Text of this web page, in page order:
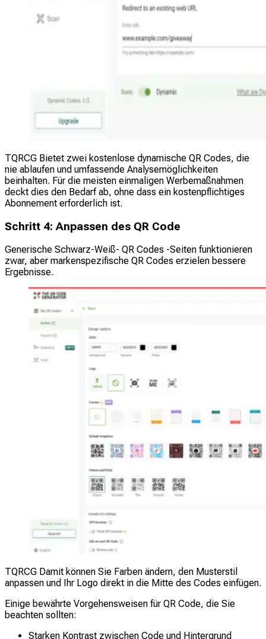
TQRCG Bietet zwei kostenlose dynamische QR Codes, die
nie ablaufen und umfassende Analysemöglichkeiten
beinhalten. Für die meisten einmaligen Werbemaßnahmen
deckt dies den Bedarf ab, ohne dass ein kostenpflichtiges
Abonnement erforderlich ist.
Schritt 4: Anpassen des QR Code
Generische Schwarz-Weiß- QR Codes -Seiten funktionieren
zwar, aber markenspezifische QR Codes erzielen bessere
Ergebnisse.
TQRCG Damit können Sie Farben ändern, den Musterstil
anpassen und Ihr Logo direkt in die Mitte des Codes einfügen.
Einige bewährte Vorgehensweisen für QR Code, die Sie
beachten sollten:
Starken Kontrast zwischen Code und Hintergrund